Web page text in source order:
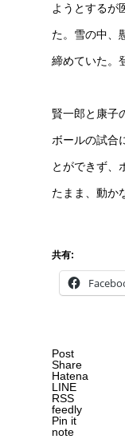
ようとするが
た。雪の中、
締めていた。
賢一郎と康子
ボールの試合
とができず、
たまま、動か
共有:
Post
Share
Hatena
LINE
RSS
feedly
Pin it
note